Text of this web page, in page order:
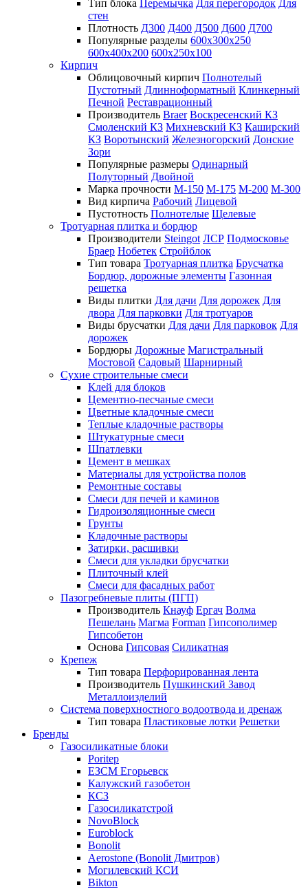
Тип блока Перемычка Для перегородок Для
стен
Плотность Д300 Д400 Д500 Д600 Д700
Популярные разделы 600х300х250
600х400х200 600х250х100
Кирпич
Облицовочный кирпич Полнотелый
Пустотный Длинноформатный Клинкерный
Печной Реставрационный
Производитель Braer Воскресенский КЗ
Смоленский КЗ Михневский КЗ Каширский
КЗ Воротынский Железногорский Донские
Зори
Популярные размеры Одинарный
Полуторный Двойной
Марка прочности М-150 М-175 М-200 М-300
Вид кирпича Рабочий Лицевой
Пустотность Полнотелые Щелевые
Тротуарная плитка и бордюр
Производители Steingot ЛСР Подмосковье
Браер Нобетек Стройблок
Тип товара Тротуарная плитка Брусчатка
Бордюр, дорожные элементы Газонная
решетка
Виды плитки Для дачи Для дорожек Для
двора Для парковки Для тротуаров
Виды брусчатки Для дачи Для парковок Для
дорожек
Бордюры Дорожные Магистральный
Мостовой Садовый Шарнирный
Сухие строительные смеси
Клей для блоков
Цементно-песчаные смеси
Цветные кладочные смеси
Теплые кладочные растворы
Штукатурные смеси
Шпатлевки
Цемент в мешках
Материалы для устройства полов
Ремонтные составы
Смеси для печей и каминов
Гидроизоляционные смеси
Грунты
Кладочные растворы
Затирки, расшивки
Смеси для укладки брусчатки
Плиточный клей
Смеси для фасадных работ
Пазогребневые плиты (ПГП)
Производитель Кнауф Ергач Волма
Пешелань Магма Forman Гипсополимер
Гипсобетон
Основа Гипсовая Силикатная
Крепеж
Тип товара Перфорированная лента
Производитель Пушкинский Завод
Металлоизделий
Система поверхностного водоотвода и дренаж
Тип товара Пластиковые лотки Решетки
Бренды
Газосиликатные блоки
Poritep
ЕЗСМ Егорьевск
Калужский газобетон
КСЗ
Газосиликатстрой
NovoBlock
Euroblock
Bonolit
Aerostone (Bonolit Дмитров)
Могилевский КСИ
Bikton